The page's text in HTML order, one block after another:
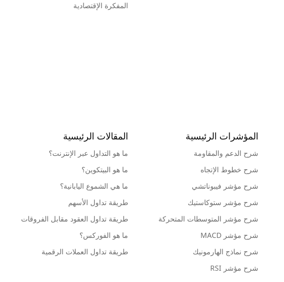
المفكرة الإقتصادية
المؤشرات الرئيسية
شرح الدعم والمقاومة
شرح خطوط الإتجاه
شرح مؤشر فيبوناتشي
شرح مؤشر ستوكاستيك
شرح مؤشر المتوسطات المتحركة
شرح مؤشر MACD
شرح نماذج الهارمونيك
شرح مؤشر RSI
المقالات الرئيسية
ما هو التداول عبر الإنترنت؟
ما هو البيتكوين؟
ما هي الشموع اليابانية؟
طريقة تداول الأسهم
طريقة تداول العقود مقابل الفروقات
ما هو الفوركس؟
طريقة تداول العملات الرقمية